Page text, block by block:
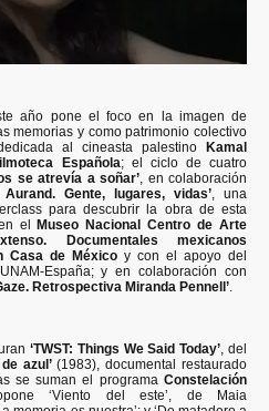
año pone el foco en la imagen de
memorias y como patrimonio colectivo
al cineasta palestino Kamal
Española; el ciclo de cuatro
se atrevía a soñar’ , en colaboración
Aurand. Gente, lugares, vidas’ , una
para descubrir la obra de esta
en elMuseo Nacional Centro de Arte
Documentales mexicanos
Casa de México y con el apoyo del
España; y en colaboración con
Retrospectiva Miranda Pennell’
‘TWST: Things We Said Today’ , del
azul’(1983), documental restaurado
se suman el programa Constelación
‘Viento del este’, de Maia